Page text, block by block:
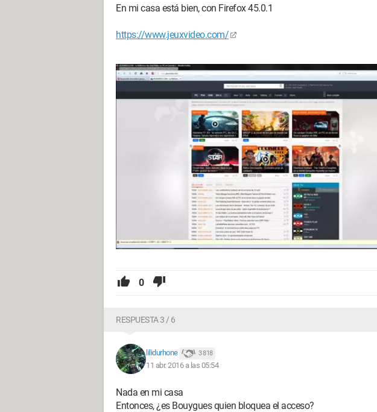
En mi casa está bien, con Firefox 45.0.1
https://www.jeuxvideo.com/
0
RESPUESTA 3 / 6
lilidurhone 3 818
11 abr. 2016 a las 05:54
Nada en mi casa
Entonces, ¿es Bouygues quien bloquea el acceso?